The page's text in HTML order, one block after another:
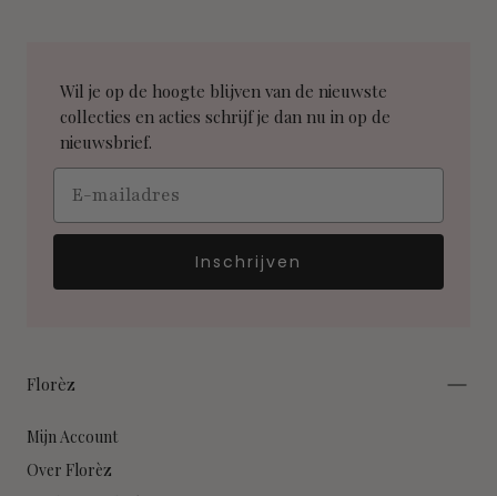
Wil je op de hoogte blijven van de nieuwste
collecties en acties schrijf je dan nu in op de
nieuwsbrief.
Email
Inschrijven
Florèz
Mijn Account
Over Florèz